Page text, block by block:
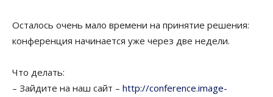
Осталось очень мало времени на принятие решения:
конференция начинается уже через две недели.
Что делать:
– Зайдите на наш сайт – http://conference.image-